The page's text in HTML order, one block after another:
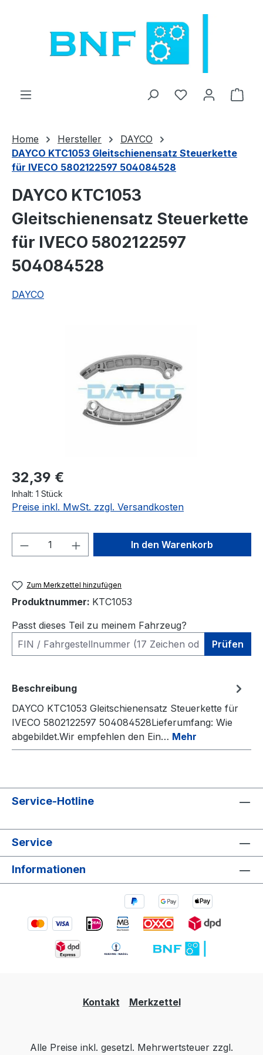
Du hast 0
Home Hersteller
DAYCO
DAYCO KTC1053 Gleitschienensatz Steuerkette
für IVECO 5802122597 504084528
DAYCO KTC1053
Gleitschienensatz Steuerkette
für IVECO 5802122597
504084528
DAYCO
Regulärer Preis:
32,39 €
Inhalt: 1 Stück
Preise inkl. MwSt. zzgl. Versandkosten
Produkt Anzahl: Gib denIn den Warenkorb
Zum Merkzettel hinzufügen
Produktnummer: KTC1053
Passt dieses Teil zu meinem Fahrzeug?
Prüfen
Beschreibung
DAYCO KTC1053 Gleitschienensatz Steuerkette für
IVECO 5802122597 504084528Lieferumfang: Wie
abgebildet.Wir empfehlen den Ein… Mehr
Service-Hotline
Service
Informationen
Kontakt Merkzettel
Alle Preise inkl. gesetzl. Mehrwertsteuer zzgl.